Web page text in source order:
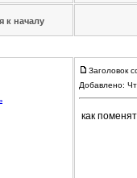
к началу
Заголовок
Добавлено:
как